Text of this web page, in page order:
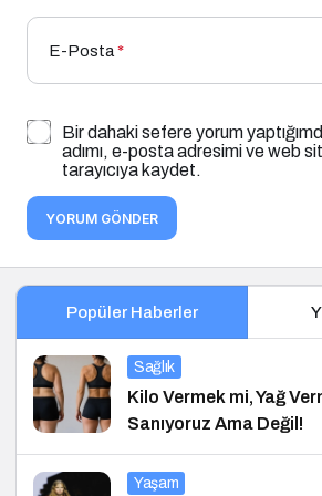
E-Posta*
Bir dahaki sefere yorum
adımı, e-posta adresimi ve web
tarayıcıya kaydet.
YORUM GÖNDER
Popüler Haberler
Sağlık
Kilo Vermek mi, Yağ
Sanıyoruz Ama Değil!
Yaşam